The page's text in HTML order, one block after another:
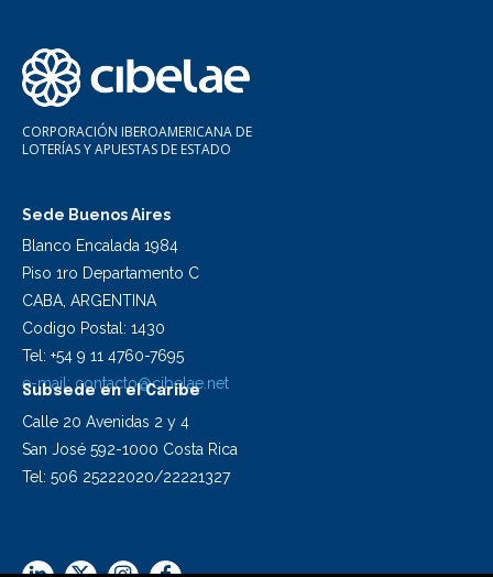
CORPORACIÓN IBEROAMERICANA DE
LOTERÍAS Y APUESTAS DE ESTADO
Sede Buenos Aires
Blanco Encalada 1984
Piso 1ro Departamento C
CABA, ARGENTINA
Codigo Postal: 1430
Tel: +54 9 11 4760-7695
e-mail: contacto@cibelae.net
Subsede en el Caribe
Calle 20 Avenidas 2 y 4
San José 592-1000 Costa Rica
Tel: 506 25222020/22221327